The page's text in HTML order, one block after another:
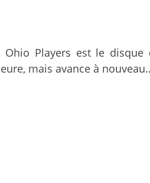
Players est le disque
mais avance à